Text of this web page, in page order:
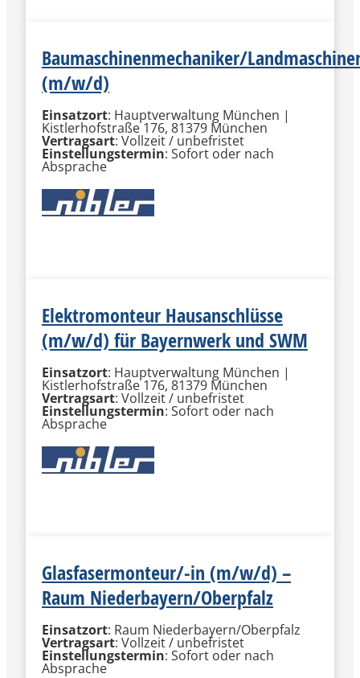
Baumaschinenmechaniker/
(m/w/d)
Einsatzort: Hauptverwaltung München |
Kistlerhofstraße 176, 81379 München
Vertragsart: Vollzeit / unbefristet
Einstellungstermin: Sofort oder nach
Absprache
Elektromonteur Hausanschlüsse
(m/w/d) für Bayernwerk und SWM
Einsatzort: Hauptverwaltung München |
Kistlerhofstraße 176, 81379 München
Vertragsart: Vollzeit / unbefristet
Einstellungstermin: Sofort oder nach
Absprache
Glasfasermonteur/-in (m/w/d) –
Raum Niederbayern/Oberpfalz
Einsatzort: Raum Niederbayern/Oberpfalz
Vertragsart: Vollzeit / unbefristet
Einstellungstermin: Sofort oder nach
Absprache